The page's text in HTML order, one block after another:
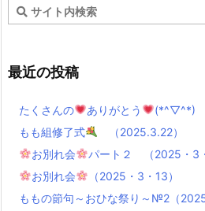
最近の投稿
たくさんの ありがとう
(*^▽^*)
もも組修了式
（2025.3.22）
お別れ会
パート２ （2025・3
お別れ会
（2025・3・13）
ももの節句～おひな祭り～№2（